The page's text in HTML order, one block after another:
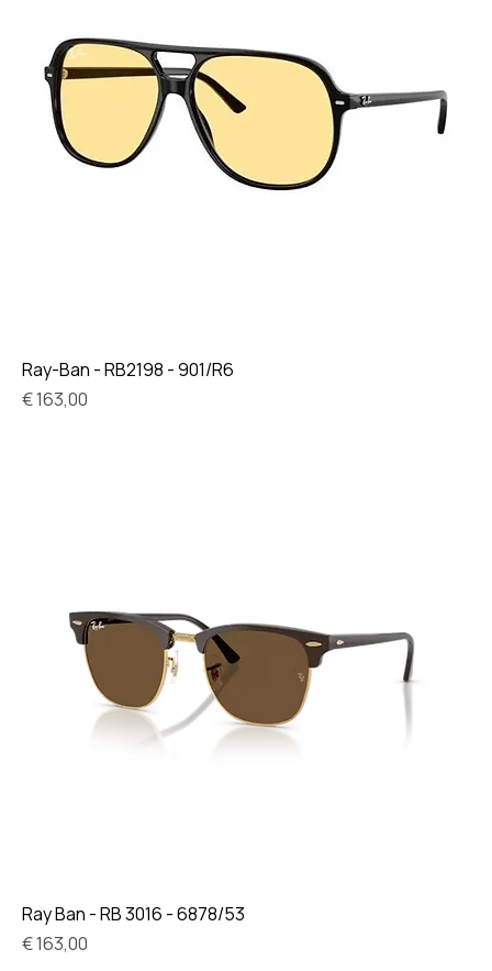
Ray-Ban - RB2198 - 901/R6
Prijs
€ 163,00
Ray Ban - RB 3016 - 6878/53
Prijs
€ 163,00